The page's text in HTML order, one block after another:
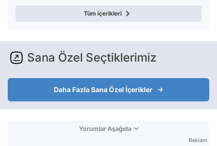
Tüm içerikleri
Sana Özel Seçtiklerimiz
Daha Fazla Sana Özel İçerikler
Yorumlar Aşağıda
Reklam